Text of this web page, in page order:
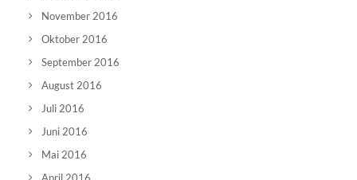
November 2016
Oktober 2016
September 2016
August 2016
Juli 2016
Juni 2016
Mai 2016